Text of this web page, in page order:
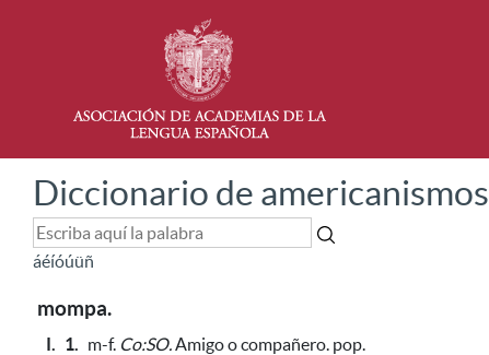
Diccionario de americanismos
áéíóúüñ
mompa.
I. 1. m-f. Co:SO.Amigo o compañero. pop.